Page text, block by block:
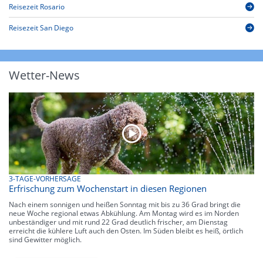
Reisezeit Rosario
Reisezeit San Diego
Wetter-News
3-TAGE-VORHERSAGE
Erfrischung zum Wochenstart in diesen Regionen
Nach einem sonnigen und heißen Sonntag mit bis zu 36 Grad bringt die
neue Woche regional etwas Abkühlung. Am Montag wird es im Norden
unbeständiger und mit rund 22 Grad deutlich frischer, am Dienstag
erreicht die kühlere Luft auch den Osten. Im Süden bleibt es heiß, örtlich
sind Gewitter möglich.